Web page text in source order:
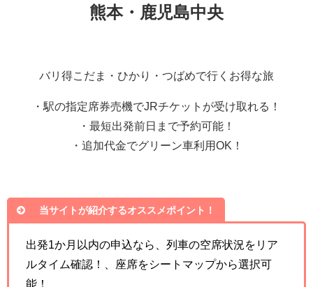
熊本・鹿児島中央
バリ得こだま・ひかり・つばめで行くお得な旅
・駅の指定席券売機でJRチケットが受け取れる！
・最短出発前日まで予約可能！
・追加代金でグリーン車利用OK！
当サイトが紹介するオススメポイント！
出発1か月以内の申込なら、列車の空席状況をリア
ルタイム確認！、座席をシートマップから選択可
能！